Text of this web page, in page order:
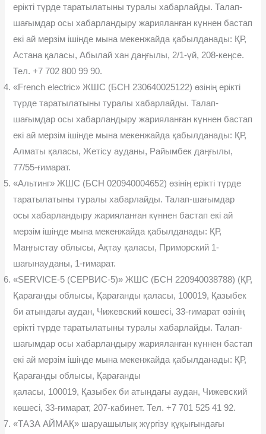
ерікті түрде таратылатыны туралы хабарлайды. Талап-
шағымдар осы хабарландыру жарияланған күннен бастап
екі ай мерзім ішінде мына мекенжайда қабылданады: ҚР,
Астана қаласы, Абылай хан даңғылы, 2/1-үй, 208-кеңсе.
Тел. +7 702 800 99 90.
«French electric» ЖШС (БСН 230640025122) өзінің ерікті
түрде таратылатыны туралы хабарлайды. Талап-
шағымдар осы хабарландыру жарияланған күннен бастап
екі ай мерзім ішінде мына мекенжайда қабылданады: ҚР,
Алматы қаласы, Жетісу ауданы, Райымбек даңғылы,
77/55-ғимарат.
«Альтинг» ЖШС (БСН 020940004652) өзінің ерікті түрде
таратылатыны туралы хабарлайды. Талап-шағымдар
осы хабарландыру жарияланған күннен бастап екі ай
мерзім ішінде мына мекенжайда қабылданады: ҚР,
Маңғыстау облысы, Ақтау қаласы, Приморский 1-
шағынауданы, 1-ғимарат.
«SERVICE-5 (СЕРВИС-5)» ЖШС (БСН 220940038788) (ҚР,
Қарағанды облысы, Қарағанды қаласы, 100019, Қазыбек
би атындағы аудан, Чижевский көшесі, 33-ғимарат өзінің
ерікті түрде таратылатыны туралы хабарлайды. Талап-
шағымдар осы хабарландыру жарияланған күннен бастап
екі ай мерзім ішінде мына мекенжайда қабылданады: ҚР,
Қарағанды облысы, Қарағанды
қаласы, 100019, Қазыбек би атындағы аудан, Чижевский
көшесі, 33-ғимарат, 207-кабинет. Тел. +7 701 525 41 92.
«ТАЗА АЙМАҚ» шаруашылық жүргізу құқығындағы